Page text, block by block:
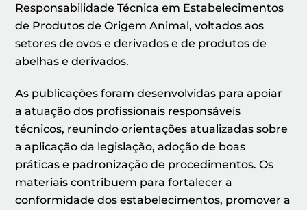
Responsabilidade Técnica em Estabelecimentos
de Produtos de Origem Animal, voltados aos
setores de ovos e derivados e de produtos de
abelhas e derivados.
As publicações foram desenvolvidas para apoiar
a atuação dos profissionais responsáveis
técnicos, reunindo orientações atualizadas sobre
a aplicação da legislação, adoção de boas
práticas e padronização de procedimentos. Os
materiais contribuem para fortalecer a
conformidade dos estabelecimentos, promover a